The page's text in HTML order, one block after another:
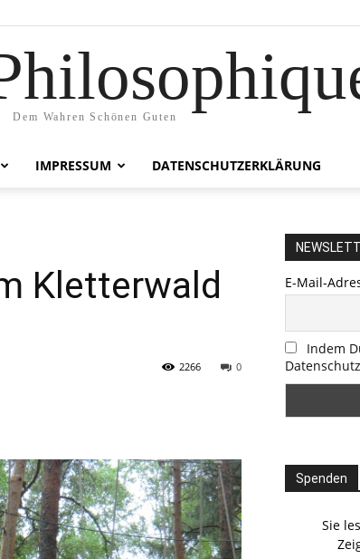
Dem Wahren Schönen Guten
IMPRESSUM DATENSCHUTZERKLÄRUNG
Kletterwald
0
2266
E-Mail-
Indem
Spenden
Sie